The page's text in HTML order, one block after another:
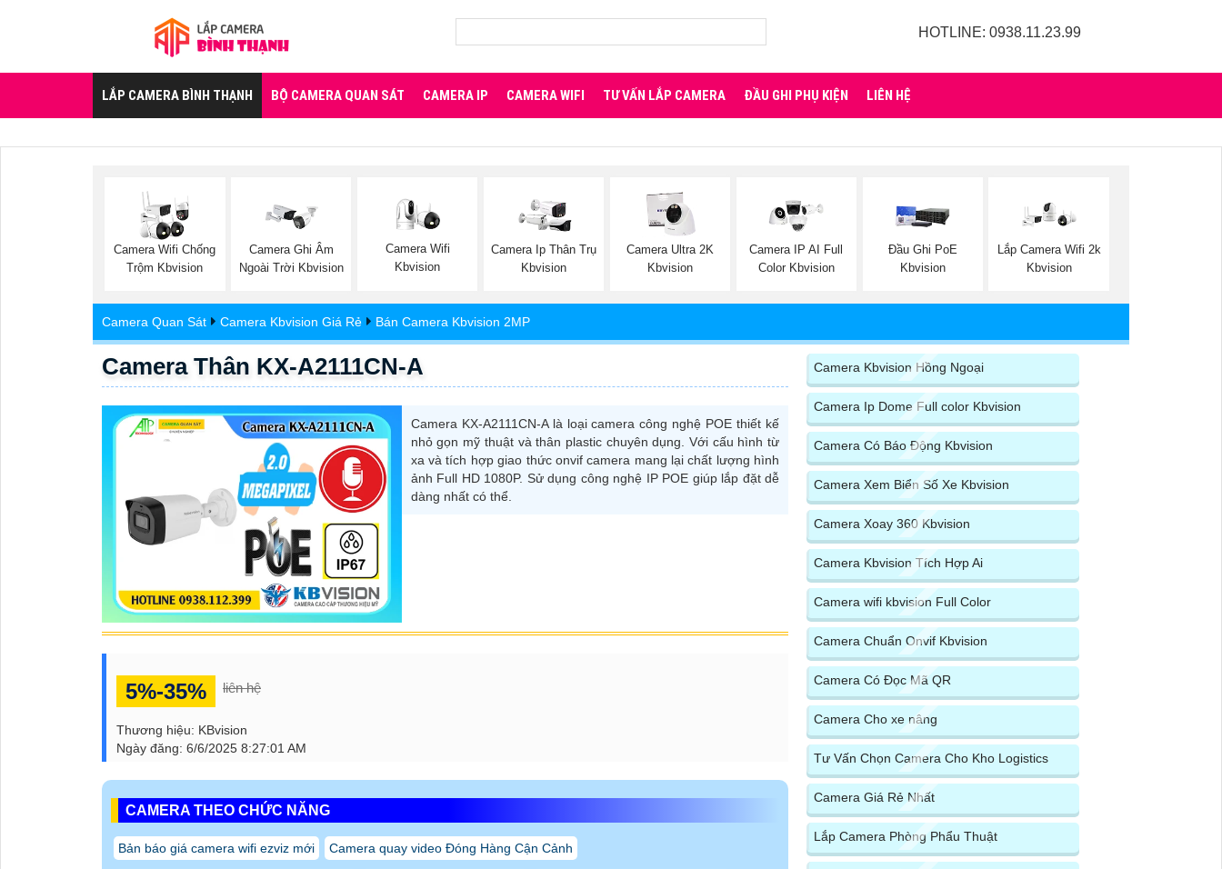
HOTLINE: 0938.11.23.99
LẮP CAMERA BÌNH THẠNH BỘ CAMERA QUAN SÁT CAMERA IP CAMERA WIFI TƯ VẤN LẮP CAMERA ĐẦU GHI PHỤ KIỆN LIÊN HỆ
Camera Wifi Chống
Trộm Kbvision
Camera Ghi Âm
Ngoài Trời Kbvision
Camera Wifi
Kbvision
Camera Ip Thân Trụ
Kbvision
Camera Ultra 2K
Kbvision
Camera IP AI Full
Color Kbvision
Đầu Ghi PoE
Kbvision
Lắp Camera Wifi 2k
Kbvision
Camera Quan Sát Camera Kbvision Giá Rẻ Bán Camera Kbvision 2MP
Camera Thân KX-A2111CN-A
Camera KX-A2111CN-A là loại camera công nghệ POE thiết kế
nhỏ gọn mỹ thuật và thân plastic chuyên dụng. Với cấu hình từ
xa và tích hợp giao thức onvif camera mang lại chất lượng hình
ảnh Full HD 1080P. Sử dụng công nghệ IP POE giúp lắp đặt dễ
dàng nhất có thể.
5%-35% liên hệ
Thương hiệu: KBvision
Ngày đăng: 6/6/2025 8:27:01 AM
CAMERA THEO CHỨC NĂNG
Bản báo giá camera wifi ezviz mới Camera quay video Đóng Hàng Cận Cảnh
Camera Kbvision Hồng Ngoại
Camera Ip Dome Full color Kbvision
Camera Có Báo Động Kbvision
Camera Xem Biển Số Xe Kbvision
Camera Xoay 360 Kbvision
Camera Kbvision Tích Hợp Ai
Camera wifi kbvision Full Color
Camera Chuẩn Onvif Kbvision
Camera Có Đọc Mã QR
Camera Cho xe nâng
Tư Vấn Chọn Camera Cho Kho Logistics
Camera Giá Rẻ Nhất
Lắp Camera Phòng Phẩu Thuật